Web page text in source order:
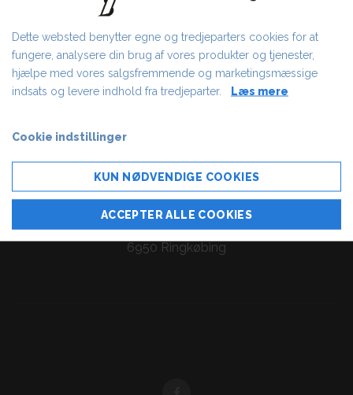
Ringkjøbing Sejlklub
Fiskerstræde 60
6950 Ringkøbing
Dette websted benytter egne og tredjeparters cookies for at
fungere, analysere din brug af vores produkter og tjenester,
hjælpe med vores salgsfremmende og marketingsmæssige
indsats og levere indhold fra tredjeparter. Læs mere
Cookie indstillinger
KUN NØDVENDIGE COOKIES
ACCEPTER ALLE COOKIES